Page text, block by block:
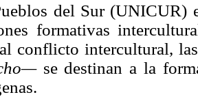
del Sur (UNICUR)
formativas
conflicto intercultural,
se destinan a la